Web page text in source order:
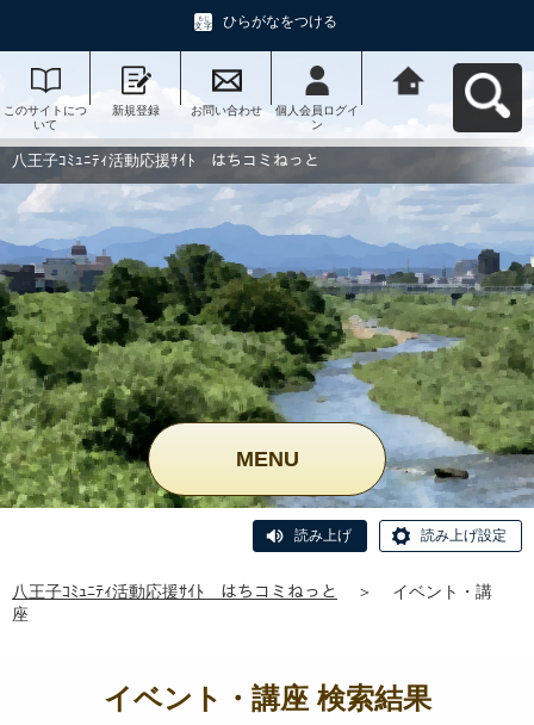
ひらがなをつける
このサイトにつ
いて
新規登録 お問い合わせ
個人会員ログイ
ン
動応援ｻｲﾄ はち
コミねっとへ戻
八王子ｺﾐｭﾆﾃｨ活動応援ｻｲﾄ はちコミねっと
MENU
読み上げ 読み上げ設定
八王子ｺﾐｭﾆﾃｨ活動応援ｻｲﾄ はちコミねっと ＞
イベント・講
座
イベント・講座 検索結果